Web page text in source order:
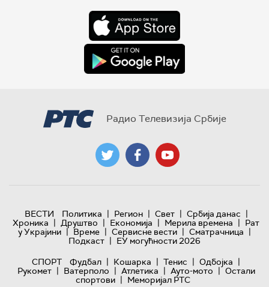
Радио Телевизија Србије
ВЕСТИ Политика | Регион | Свет | Србија данас |
Хроника | Друштво | Економија | Мерила времена | Рат
у Украјини | Време | Сервисне вести | Сматрачница |
Подкаст | ЕУ могућности 2026
СПОРТ
Фудбал | Кошарка | Тенис | Одбојка |
Рукомет | Ватерполо | Атлетика | Ауто-мото | Остали
спортови | Меморијал РТС